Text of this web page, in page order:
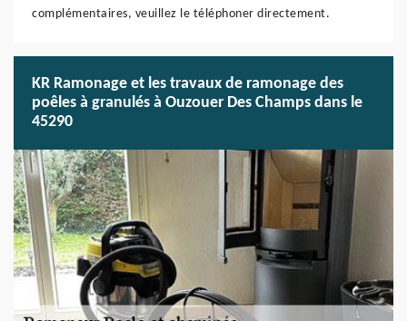
complémentaires, veuillez le téléphoner directement.
KR Ramonage et les travaux de ramonage des
poêles à granulés à Ouzouer Des Champs dans le
45290